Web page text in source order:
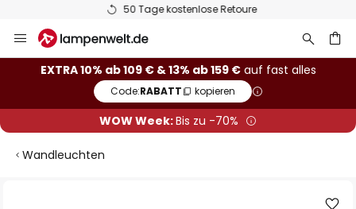
50 Tage kostenlose Retoure
Inhalt
springen
EXTRA 10% ab 109 € & 13% ab 159 €auf fast alles
Code:RABATT kopieren
WOW Week:Bis zu -70%
Wandleuchten